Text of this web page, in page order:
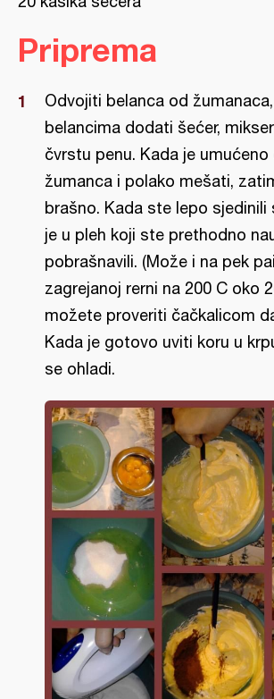
Priprema
Odvojiti belanca od
belancima dodati šećer,
čvrstu penu. Kada je
žumanca i polako mešati,
brašno. Kada ste lepo sjedinili
je u pleh koji ste prethodno
pobrašnavili. (Može i na pek
zagrejanoj rerni na 200 C oko
možete proveriti čačkalicom
Kada je gotovo uviti koru u
se ohladi.